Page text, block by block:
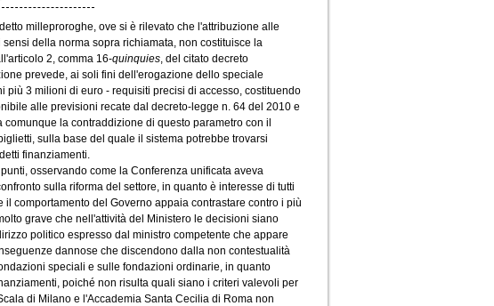
milleproroghe, ove si è rilevato che l'attribuzione alle
della norma sopra richiamata, non costituisce la
2, comma 16-quinquies, del citato decreto
prevede, ai soli fini dell'erogazione dello speciale
3 milioni di euro - requisiti precisi di accesso, costituendo
alle previsioni recate dal decreto-legge n. 64 del 2010 e
la contraddizione di questo parametro con il
sulla base del quale il sistema potrebbe trovarsi
finanziamenti.
osservando come la Conferenza unificata aveva
sulla riforma del settore, in quanto è interesse di tutti
comportamento del Governo appaia contrastare contro i più
grave che nell'attività del Ministero le decisioni siano
politico espresso dal ministro competente che appare
dannose che discendono dalla non contestualità
speciali e sulle fondazioni ordinarie, in quanto
poiché non risulta quali siano i criteri valevoli per
di Milano e l'Accademia Santa Cecilia di Roma non